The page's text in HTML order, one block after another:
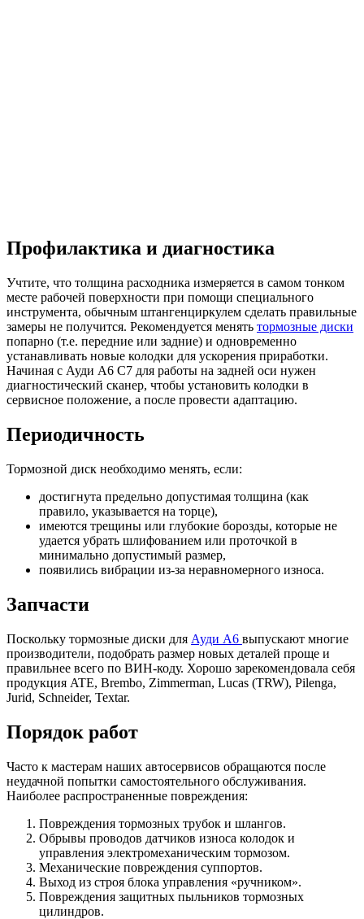
Профилактика и диагностика
Учтите, что толщина расходника измеряется в самом тонком
месте рабочей поверхности при помощи специального
инструмента, обычным штангенциркулем сделать правильные
замеры не получится. Рекомендуется менять тормозные диски
попарно (т.е. передние или задние) и одновременно
устанавливать новые колодки для ускорения приработки.
Начиная с Ауди А6 С7 для работы на задней оси нужен
диагностический сканер, чтобы установить колодки в
сервисное положение, а после провести адаптацию.
Периодичность
Тормозной диск необходимо менять, если:
достигнута предельно допустимая толщина (как
правило, указывается на торце),
имеются трещины или глубокие борозды, которые не
удается убрать шлифованием или проточкой в
минимально допустимый размер,
появились вибрации из-за неравномерного износа.
Запчасти
Поскольку тормозные диски для Ауди А6 выпускают многие
производители, подобрать размер новых деталей проще и
правильнее всего по ВИН-коду. Хорошо зарекомендовала себя
продукция ATE, Brembo, Zimmerman, Lucas (TRW), Pilenga,
Jurid, Schneider, Textar.
Порядок работ
Часто к мастерам наших автосервисов обращаются после
неудачной попытки самостоятельного обслуживания.
Наиболее распространенные повреждения:
Повреждения тормозных трубок и шлангов.
Обрывы проводов датчиков износа колодок и
управления электромеханическим тормозом.
Механические повреждения суппортов.
Выход из строя блока управления «ручником».
Повреждения защитных пыльников тормозных
цилиндров.